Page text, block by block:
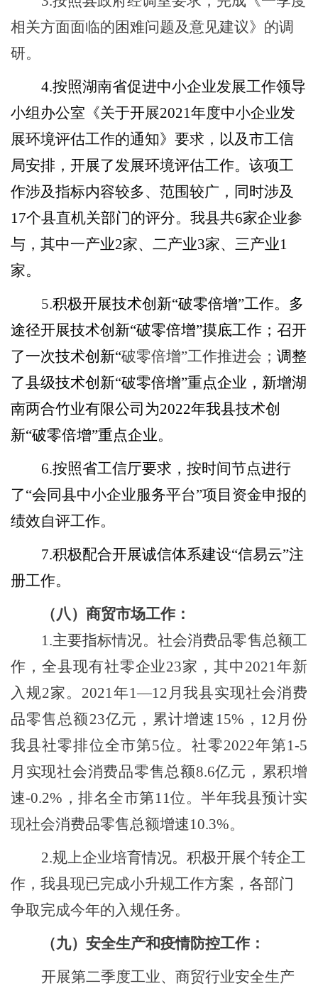
相关方面面临的困难问题及意见建议》的调
研。
4.按照湖南省促进中小企业发展工作领导
小组办公室《关于开展2021年度中小企业发
展环境评估工作的通知》要求，以及市工信
局安排，开展了发展环境评估工作。该项工
作涉及指标内容较多、范围较广，同时涉及
17个县直机关部门的评分。我县共6家企业参
与，其中一产业2家、二产业3家、三产业1
家。
5.积极开展技术创新“破零倍增”工作。多
途径开展技术创新“破零倍增”摸底工作；召开
了一次技术创新“破零倍增”工作推进会； 调整
了县级技术创新“破零倍增”重点企业，新增湖
南两合竹业有限公司为2022年我县技术创
新“破零倍增”重点企业。
6.按照省工信厅要求，按时间节点进行
了“会同县中小企业服务平台”项目资金申报的
绩效自评工作。
7.积极配合开展诚信体系建设“信易云”注
册工作。
（ 八） 商贸市场工作：
1.主要指标情况。社会消费品零售总额工
作，全县现有社零企业23家，其中2021 年新
入规2家。 2021 年1—12月我县实现社会消费
品零售总额23亿元，累计增速 15%，12月份
我县社零排位全市第5位。社零2022年第1-5
月实现社会消费品零售总额8.6亿元，累积增
速-0.2%，排名全市第11位。半年我县预计实
现社会消费品零售总额增速10.3%。
2.规上企业培育情况。 积极开展个转企工
作，我县现已完成小升规工作方案，各部门
争取完成今年的入规任务。
（九）安全生产和疫情防控工作：
开展第二季度工业、商贸行业安全生产